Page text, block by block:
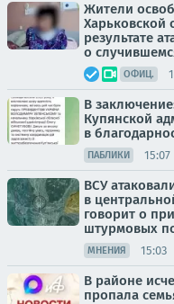
Жители
Харьковской
результате
о
ОФИЦ.
В
Купянской
в
ПАБЛИКИ 15:07
ВСУ
в
говорит о
штурмовых
МНЕНИЯ 15:03
В районе
пропала